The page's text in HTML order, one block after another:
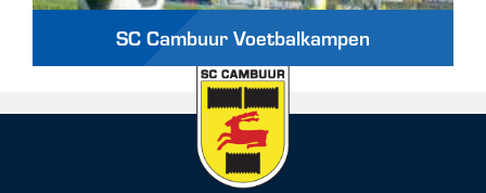
SC Cambuur Voetbalkampen